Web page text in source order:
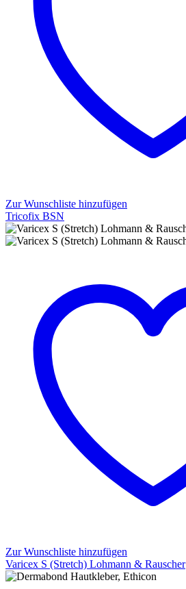
Zur Wunschliste hinzufügen
Tricofix BSN
Tricofix
BSN
Zur Wunschliste hinzufügen
Varicex S (Stretch) Lohmann & Rauscher
Varicex